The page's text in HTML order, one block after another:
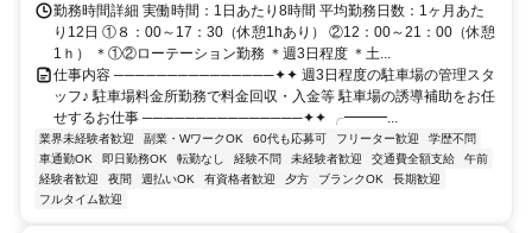
勤務時間詳細 実働時間：1日あたり8時間 平均勤務日数：1ヶ月あた
り12日 ①８：00～17：30（休憩1hあり） ②12：00～21：00（休憩
1ｈ） ＊①②ローテーション勤務 ＊週3日程度 ＊土...
仕事内容 ───────────────✦✦ 週3日程度の駐車場の管理スタ
ッフ♪ 駐車場料金所勤務で料金回収・入金等 駐車場の誘導補助をお任
せするお仕事 ───────────────✦✦ ╭━━━...
業界未経験者歓迎 副業・WワークOK 60代も応募可 フリーター歓迎
学歴不問
車通勤OK
即日勤務OK 転勤なし 経験不問 未経験者歓迎 交通費全額支給
午前
経験者歓迎
夜間 週払いOK 有資格者歓迎 夕方 ブランクOK
長期歓迎
フルタイム歓迎